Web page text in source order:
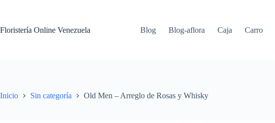
Floristería Online Venezuela Blog Blog-aflora Caja Carro
Inicio Sin categoría Old Men – Arreglo de Rosas y Whisky